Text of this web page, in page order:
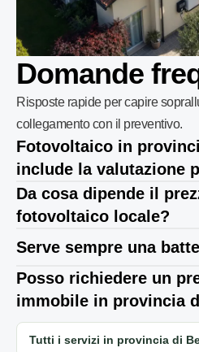
Domande
Risposte rapide per capire
collegamento con il preventivo.
Fotovoltaico in
include la valutazione
Da cosa dipende il
fotovoltaico locale?
Serve sempre una
Posso richiedere un
immobile in provincia
Tutti i servizi in provincia di